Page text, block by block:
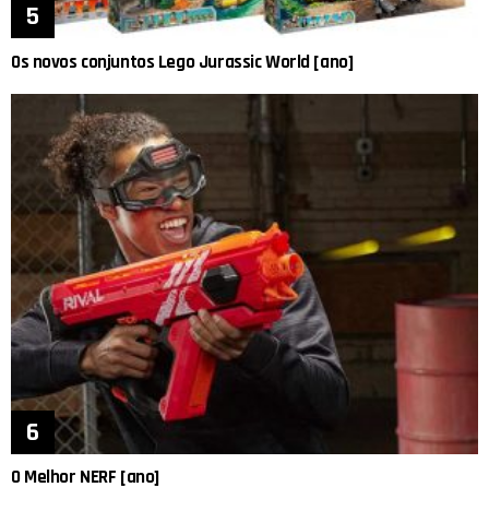
Os novos conjuntos Lego Jurassic World [ano]
O Melhor NERF [ano]